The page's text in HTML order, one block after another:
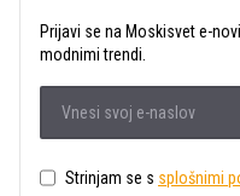
Prijavi se na Moskisvet e-
modnimi trendi.
Strinjam se s splošnimi